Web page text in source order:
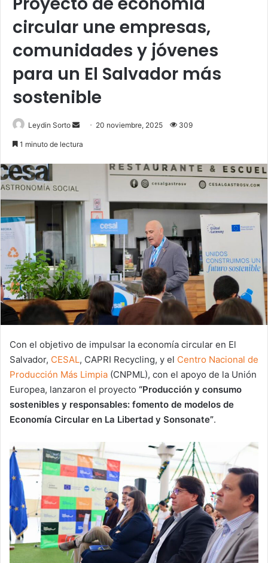
circular une empresas,
comunidades y jóvenes
para un El Salvador más
sostenible
Leydin Sorto
Send 20 noviembre, 2025 309
1 minuto de lectura
Con el objetivo de impulsar la economía circular en El
Salvador, CESAL, CAPRI Recycling, y el Centro Nacional de
Producción Más Limpia (CNPML), con el apoyo de la Unión
Europea, lanzaron el proyecto “Producción y consumo
sostenibles y responsables: fomento de modelos de
Economía Circular en La Libertad y Sonsonate”.